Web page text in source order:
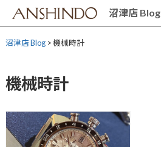
content
沼津店 Blog
沼津店 Blog>機械時計
機械時計